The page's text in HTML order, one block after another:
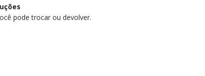
pode trocar ou devolver.